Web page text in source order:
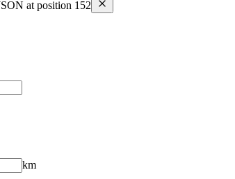
at position 152
km